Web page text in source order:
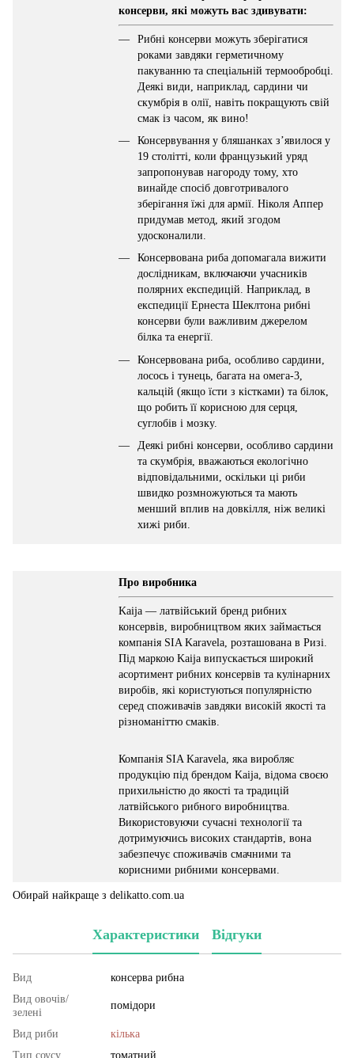
консерви, які можуть вас здивувати:
Рибні консерви можуть зберігатися
роками завдяки герметичному
пакуванню та спеціальній термообробці.
Деякі види, наприклад, сардини чи
скумбрія в олії, навіть покращують свій
смак із часом, як вино!
Консервування у бляшанках з’явилося у
19 столітті, коли французький уряд
запропонував нагороду тому, хто
винайде спосіб довготривалого
зберігання їжі для армії. Ніколя Аппер
придумав метод, який згодом
удосконалили.
Консервована риба допомагала вижити
дослідникам, включаючи учасників
полярних експедицій. Наприклад, в
експедиції Ернеста Шеклтона рибні
консерви були важливим джерелом
білка та енергії.
Консервована риба, особливо сардини,
лосось і тунець, багата на омега-3,
кальцій (якщо їсти з кістками) та білок,
що робить її корисною для серця,
суглобів і мозку.
Деякі рибні консерви, особливо сардини
та скумбрія, вважаються екологічно
відповідальними, оскільки ці риби
швидко розмножуються та мають
менший вплив на довкілля, ніж великі
хижі риби.
Про виробника
Kaija — латвійський бренд рибних
консервів, виробництвом яких займається
компанія SIA Karavela, розташована в Ризі.
Під маркою Kaija випускається широкий
асортимент рибних консервів та кулінарних
виробів, які користуються популярністю
серед споживачів завдяки високій якості та
різноманіттю смаків.
Компанія SIA Karavela, яка виробляє
продукцію під брендом Kaija, відома своєю
прихильністю до якості та традицій
латвійського рибного виробництва.
Використовуючи сучасні технології та
дотримуючись високих стандартів, вона
забезпечує споживачів смачними та
корисними рибними консервами.
Обирай найкраще з delikatto.com.ua
Характеристики Відгуки
Вид
консерва рибна
Вид овочів/
зелені
помідори
Вид риби
кілька
Тип соусу
томатний